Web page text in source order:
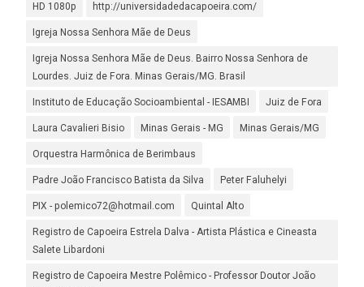
HD 1080p http://universidadedacapoeira.com/
Igreja Nossa Senhora Mãe de Deus
Igreja Nossa Senhora Mãe de Deus. Bairro Nossa Senhora de
Lourdes. Juiz de Fora. Minas Gerais/MG. Brasil
Instituto de Educação Socioambiental - IESAMBI Juiz de Fora
Laura Cavalieri Bisio Minas Gerais - MG Minas Gerais/MG
Orquestra Harmônica de Berimbaus
Padre João Francisco Batista da Silva Peter Faluhelyi
PIX - polemico72@hotmail.com Quintal Alto
Registro de Capoeira Estrela Dalva - Artista Plástica e Cineasta
Salete Libardoni
Registro de Capoeira Mestre Polêmico - Professor Doutor João